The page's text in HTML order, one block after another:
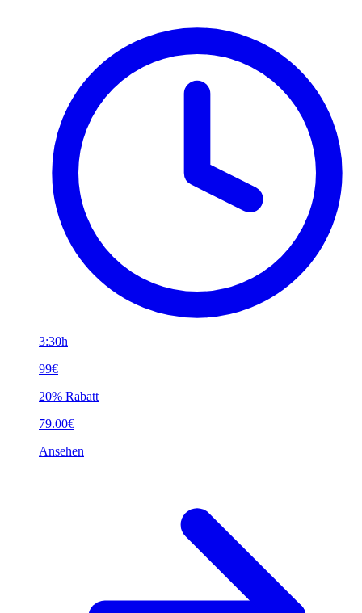
3:30h
99€
20% Rabatt
79.00€
Ansehen